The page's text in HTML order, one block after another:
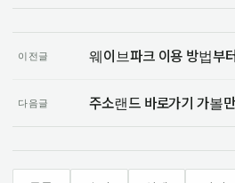
이전글
다음글 주소랜드 바로가기 가볼